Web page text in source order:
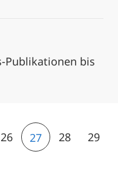
Publikationen bis
26 27 28
29